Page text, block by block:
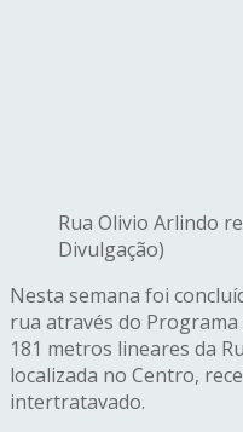
Rua Olivio Arlindo
Divulgação)
Nesta semana foi
rua através do
181 metros lineares da
localizada no Centro,
intertratavado.